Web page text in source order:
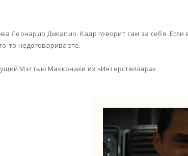
Леонардо Дикапио. Кадр говорит сам за себя.
то недоговариваете.
Мэттью Макконахи из «Интерстеллара»